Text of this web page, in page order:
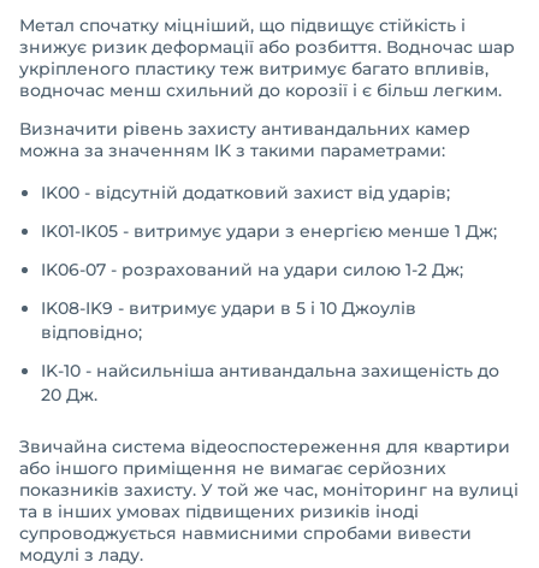
Метал спочатку міцніший, що підвищує стійкість і
знижує ризик деформації або розбиття. Водночас шар
укріпленого пластику теж витримує багато впливів,
водночас менш схильний до корозії і є більш легким.
Визначити рівень захисту антивандальних камер
можна за значенням IK з такими параметрами:
IK00 - відсутній додатковий захист від ударів;
IK01-IK05 - витримує удари з енергією менше 1 Дж;
IK06-07 - розрахований на удари силою 1-2 Дж;
IK08-IK9 - витримує удари в 5 і 10 Джоулів
відповідно;
IK-10 - найсильніша антивандальна захищеність до
20 Дж.
Звичайна система відеоспостереження для квартири
або іншого приміщення не вимагає серйозних
показників захисту. У той же час, моніторинг на вулиці
та в інших умовах підвищених ризиків іноді
супроводжується навмисними спробами вивести
модулі з ладу.